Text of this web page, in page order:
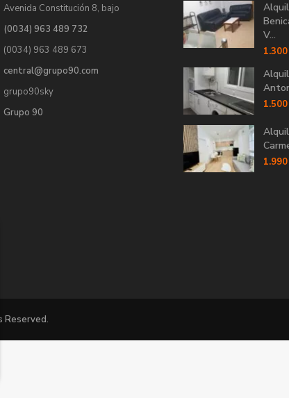
Avenida Constitución 8, bajo
(0034) 963 489 732
(0034) 963 489 673
central@grupo90.com
grupo90sky
Grupo 90
V...
Reserved.